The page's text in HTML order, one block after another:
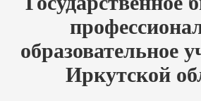
образовательное
Иркутской